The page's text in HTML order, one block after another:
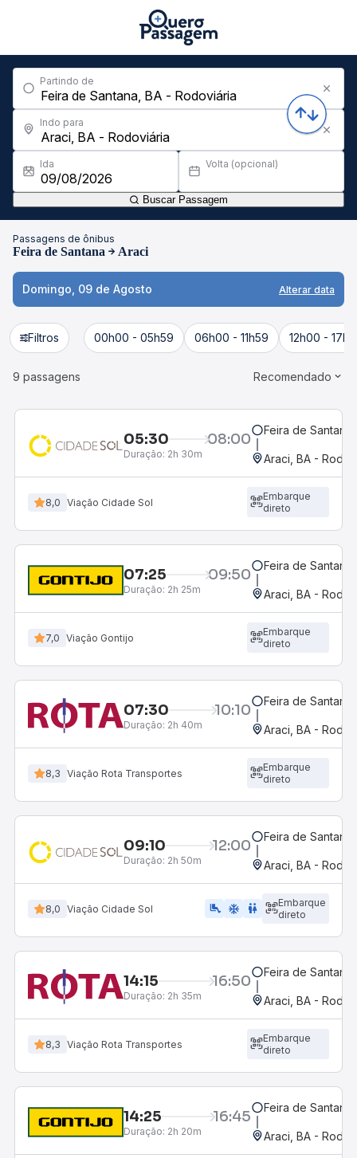
Partindo de
Indo para
Ida Volta (opcional)
Buscar Passagem
Passagens de ônibus
Feira de Santana Araci
Domingo, 09 de Agosto Alterar data
Filtros 00h00 - 05h59 06h00 - 11h59 12h00 -
9 passagens Recomendado
05:30 08:00
Duração: 2h 30m
Feira de
Araci, BA -
8,0 Viação Cidade Sol
Embarque
direto
07:25 09:50
Duração: 2h 25m
Feira de
Araci, BA -
7,0 Viação Gontijo
Embarque
direto
07:30 10:10
Duração: 2h 40m
Feira de
Araci, BA -
8,3 Viação Rota Transportes
Embarque
direto
09:10 12:00
Duração: 2h 50m
Feira de
Araci, BA -
8,0 Viação Cidade Sol airline_seat_legroom_extra ac_unit WC
Embarque
direto
14:15 16:50
Duração: 2h 35m
Feira de
Araci, BA -
8,3 Viação Rota Transportes
Embarque
direto
14:25 16:45
Duração: 2h 20m
Feira de
Araci, BA -